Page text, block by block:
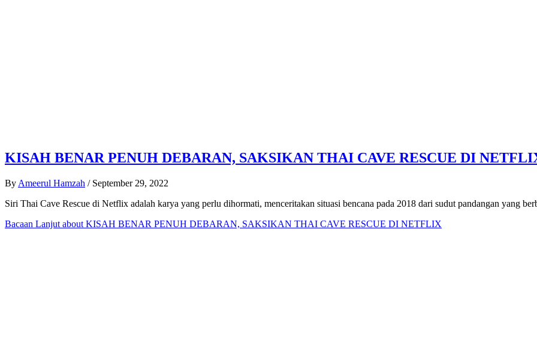
KISAH BENAR PENUH DEBARAN, SAKSIKAN THAI CAVE RESCUE DI
By Ameerul Hamzah / September 29, 2022
Siri Thai Cave Rescue di Netflix adalah karya yang perlu dihormati, menceritakan situasi bencana pada 2018 dari sudut pandangan yang
Bacaan Lanjut about KISAH BENAR PENUH DEBARAN, SAKSIKAN THAI CAVE RESCUE DI NETFLIX